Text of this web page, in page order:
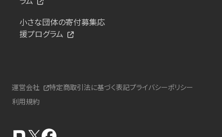
小さな団体の寄付募集応
援プログラム
運営会社 特定商取引法に基づく表記プライバシーポリシー
利用規約